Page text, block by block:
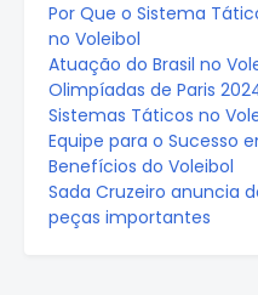
Por Que o Sistema
no Voleibol
Atuação do Brasil no
Olimpíadas de Paris
Sistemas Táticos no
Equipe para o Sucesso
Benefícios do Voleibol
Sada Cruzeiro anuncia
peças importantes